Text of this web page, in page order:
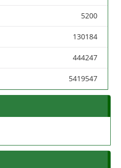
5200
130184
444247
5419547